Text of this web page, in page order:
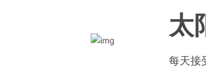
太
每天接